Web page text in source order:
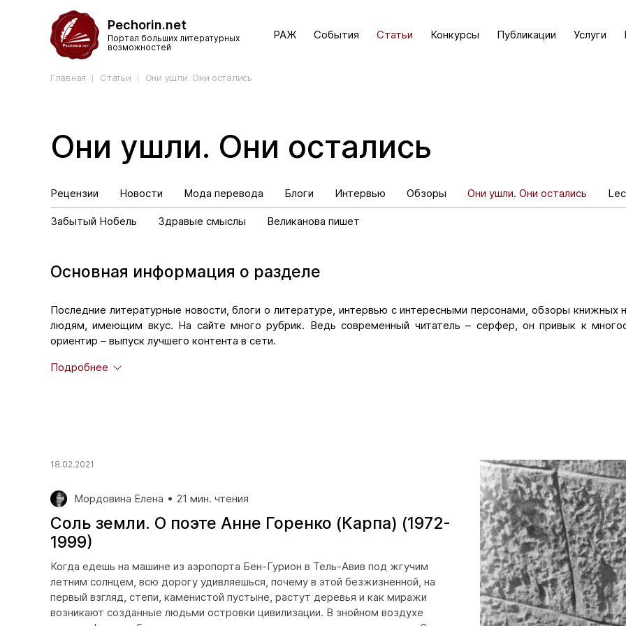
Pechorin.net
Портал больших литературных
возможностей
РАЖ События Статьи Конкурсы Публикации Услуги
Главная Статьи Они ушли. Они остались
Они ушли. Они остались
Рецензии Новости Мода перевода Блоги Интервью Обзоры Они ушли. Они остались
Забытый Нобель Здравые смыслы Великанова пишет
Основная информация о разделе
Последние литературные новости, блоги о литературе, интервью с интересными персонами, обзоры
людям, имеющим вкус. На сайте много рубрик. Ведь современный читатель – серфер, он привык к
ориентир – выпуск лучшего контента в сети.
можно ознакомиться с рецензиями на произведения авторов, направивших
Многие из них получили не только общение с лучшими мастерами, но и публикацию на сайте, а также были
Подробнее
18.02.2021
Мордовина Елена 21 мин. чтения
Соль земли. О поэте Анне Горенко (Карпа) (1972-
1999)
Когда едешь на машине из аэропорта Бен-Гурион в Тель-Авив под жгучим
летним солнцем, всю дорогу удивляешься, почему в этой безжизненной, на
первый взгляд, степи, каменистой пустыне, растут деревья и как миражи
возникают созданные людьми островки цивилизации. В знойном воздухе